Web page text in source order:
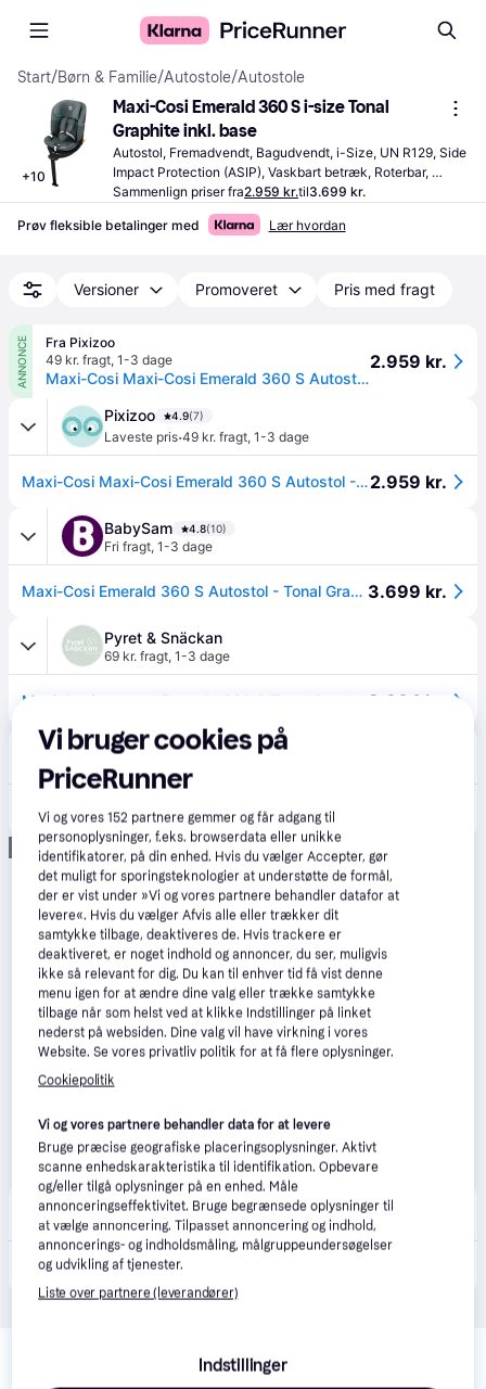
Start/Børn & Familie/Autostole/Autostole
+10
Maxi-Cosi Emerald 360 S i-size Tonal
Graphite inkl. base
Autostol, Fremadvendt, Bagudvendt, i-Size, UN R129, Side
Impact Protection (ASIP), Vaskbart betræk, Roterbar,
Justerbar nakkestøtte, Spædbarnsindlæg inkluderet,
Inklusive bundbeslag
Sammenlign priser fra2.959 kr.til3.699 kr.
Prøv fleksible betalinger med Lær hvordan
Versioner Promoveret Pris med fragt
ANNONCE
Fra Pixizoo
49 kr. fragt, 1-3 dage
Maxi-Cosi Maxi-Cosi Emerald 360 S Autostol - Tonal Graphite
2.959 kr.
Pixizoo 4.9(7)
Laveste pris·49 kr. fragt, 1-3 dage
Maxi-Cosi Maxi-Cosi Emerald 360 S Autostol - Tonal Graphite2.959 kr.
BabySam 4.8(10)
Fri fragt, 1-3 dage
Maxi-Cosi Emerald 360 S Autostol - Tonal Graphite 3.699 kr.
Pyret & Snäckan
69 kr. fragt, 1-3 dage
3.064 kr.
Babyshop
Fri fragt
Annonce
Kære Børn
Bestillingsvare
Maxi-cosi Emerald 360 S Tonal Graphite
Se vores forslag til andre produkter, der matcher dine
Vi bruger cookies på
PriceRunner
Vi og vores152 partnere gemmer og får adgang til
personoplysninger, f.eks. browserdata eller unikke
identifikatorer, på din enhed. Hvis du vælger Accepter, gør
det muligt for sporingsteknologier at understøtte de formål,
der er vist under »Vi og vores partnere behandler datafor at
levere«. Hvis du vælger Afvis alle eller trækker dit
samtykke tilbage, deaktiveres de. Hvis trackere er
deaktiveret, er noget indhold og annoncer, du ser, muligvis
ikke så relevant for dig. Du kan til enhver tid få vist denne
menu igen for at ændre dine valg eller trække samtykke
tilbage når som helst ved at klikke Indstillinger på linket
nederst på websiden. Dine valg vil have virkning i vores
Website. Se vores privatliv politik for at få flere oplysninger.
Cookiepolitik
Vi og vores partnere behandler data for at levere
Bruge præcise geografiske placeringsoplysninger. Aktivt
scanne enhedskarakteristika til identifikation. Opbevare
og/eller tilgå oplysninger på en enhed. Måle
annonceringseffektivitet. Bruge begrænsede oplysninger til
at vælge annoncering. Tilpasset annoncering og indhold,
annoncerings- og indholdsmåling, målgruppeundersøgelser
og udvikling af tjenester.
Liste over partnere (leverandører)
Indstillinger